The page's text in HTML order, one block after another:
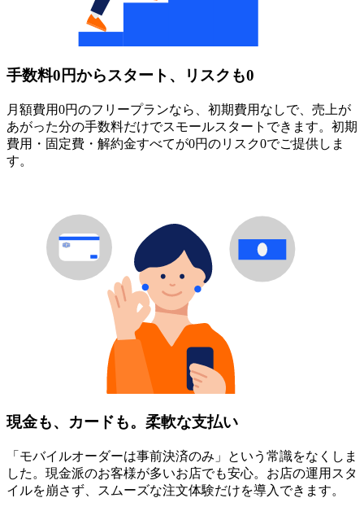
手数料0円からスタート、リスクも0
月額費用0円のフリープランなら、初期費用なしで、売上が
あがった分の手数料だけでスモールスタートできます。初期
費用・固定費・解約金すべてが0円のリスク0でご提供しま
す。
現金も、カードも。柔軟な支払い
「モバイルオーダーは事前決済のみ」という常識をなくしま
した。現金派のお客様が多いお店でも安心。お店の運用スタ
イルを崩さず、スムーズな注文体験だけを導入できます。